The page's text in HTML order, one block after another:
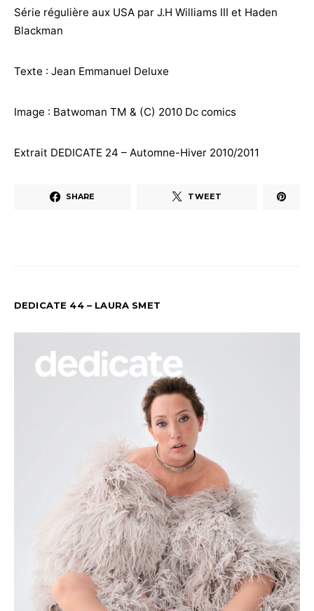
Série régulière aux USA par J.H Williams III et Haden
Blackman
Texte : Jean Emmanuel Deluxe
Image : Batwoman TM & (C) 2010 Dc comics
Extrait DEDICATE 24 – Automne-Hiver 2010/2011
SHARE TWEET
DEDICATE 44 – LAURA SMET